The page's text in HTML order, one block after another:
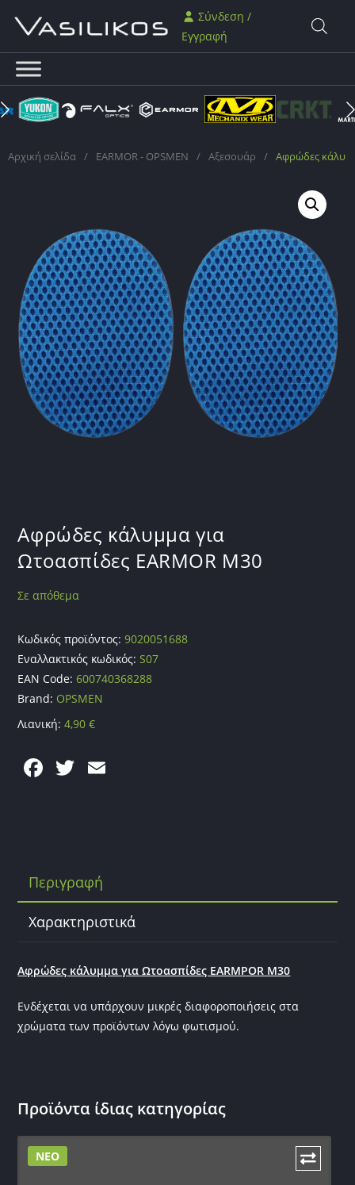
Σύνδεση /
Εγγραφή
Αρχική σελίδα / EARMOR - OPSMEN / Αξεσουάρ / Aφρώδες
Aφρώδες κάλυμμα για
Ωτοασπίδες EARMOR M30
Σε απόθεμα
Κωδικός προϊόντος:9020051688
Εναλλακτικός κωδικός:S07
EAN Code:600740368288
Brand: OPSMEN
Λιανική:4,90€
F
o
o
T
Περιγραφή
Χαρακτηριστικά
Aφρώδες κάλυμμα για Ωτοασπίδες EARMPOR M30
Ενδέχεται να υπάρχουν μικρές διαφοροποιήσεις στα
χρώματα των προϊόντων λόγω φωτισμού.
Προϊόντα ίδιας κατηγορίας
ΝΕΟ